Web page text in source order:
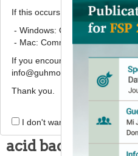
Article
다양한 유산균으로
송도영1 ,황도영 ,박경
,함경식
Quality
fermented garlic
acid bacteria
If this occurs, please perform a
- Windows: Ctrl + F5
- Mac: Command + Shift + R
If you encounter any errors or
info@guhmok.com.
Thank you.
I don't want to open this